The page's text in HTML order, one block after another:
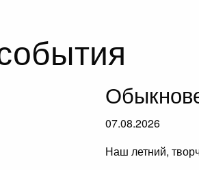
07.08.2026
Наш летний,